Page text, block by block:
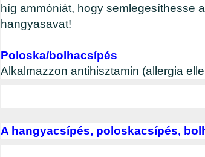
híg ammóniát, hogy semlegesíthesse
hangyasavat!
Poloska/bolhacsípés
Alkalmazzon antihisztamin (allergia
A hangyacsípés, poloskacsípés,